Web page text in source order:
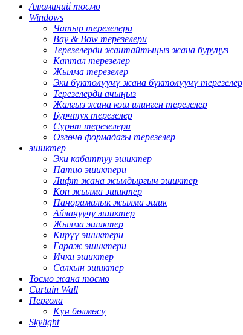
Алюминий тосмо
Windows
Чатыр терезелери
Bay & Bow терезелери
Терезелерди жантайтыңыз жана буруңуз
Каптал терезелер
Жылма терезелер
Эки бүктөлүүчү жана бүктөлүүчү терезелер
Терезелерди ачыңыз
Жалгыз жана кош илинген терезелер
Бурчтук терезелер
Сүрөт терезелери
Өзгөчө формадагы терезелер
эшиктер
Эки кабаттуу эшиктер
Патио эшиктери
Лифт жана жылдыргыч эшиктер
Көп жылма эшиктер
Панорамалык жылма эшик
Айлануучу эшиктер
Жылма эшиктер
Кирүү эшиктери
Гараж эшиктери
Ички эшиктер
Салкын эшиктер
Тосмо жана тосмо
Curtain Wall
Пергола
Күн бөлмөсү
Skylight